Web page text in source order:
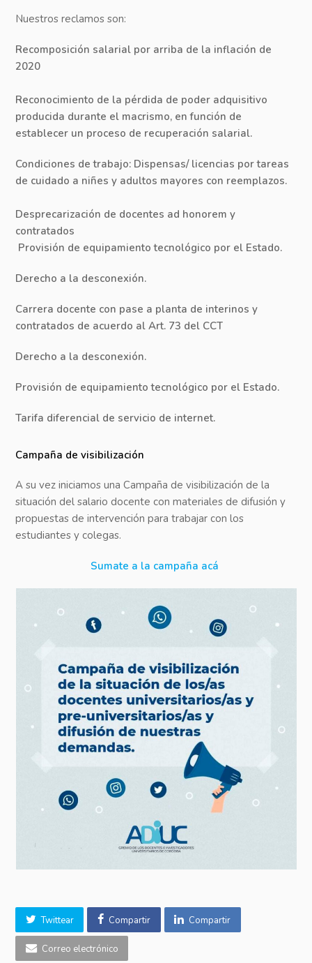
Nuestros reclamos son:
Recomposición salarial por arriba de la inflación de
2020
Reconocimiento de la pérdida de poder adquisitivo
producida durante el macrismo, en función de
establecer un proceso de recuperación salarial.
Condiciones de trabajo: Dispensas/ licencias por tareas
de cuidado a niñes y adultos mayores con reemplazos.
Desprecarización de docentes ad honorem y
contratados
Provisión de equipamiento tecnológico por el Estado.
Derecho a la desconexión.
Carrera docente con pase a planta de interinos y
contratados de acuerdo al Art. 73 del CCT
Derecho a la desconexión.
Provisión de equipamiento tecnológico por el Estado.
Tarifa diferencial de servicio de internet.
Campaña de visibilización
A su vez iniciamos una Campaña de visibilización de la
situación del salario docente con materiales de difusión y
propuestas de intervención para trabajar con los
estudiantes y colegas.
Sumate a la campaña acá
Twittear Compartir Compartir
Correo electrónico